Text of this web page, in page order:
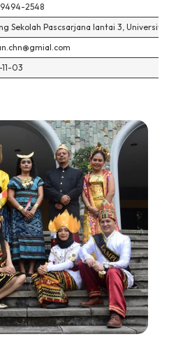
2548
Sekolah Pascsarjana lantai 3,
03